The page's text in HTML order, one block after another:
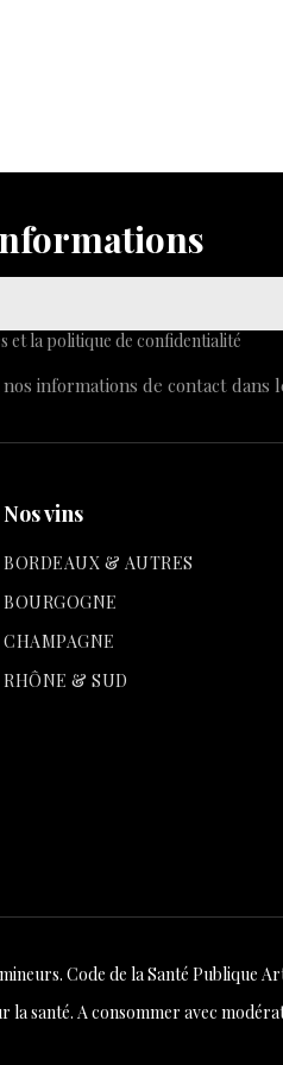
et la politique de confidentialité
informations de contact dans
Nos vins
BORDEAUX & AUTRES
BOURGOGNE
CHAMPAGNE
RHÔNE & SUD
Code de la Santé Publique Art.
la santé. A consommer avec